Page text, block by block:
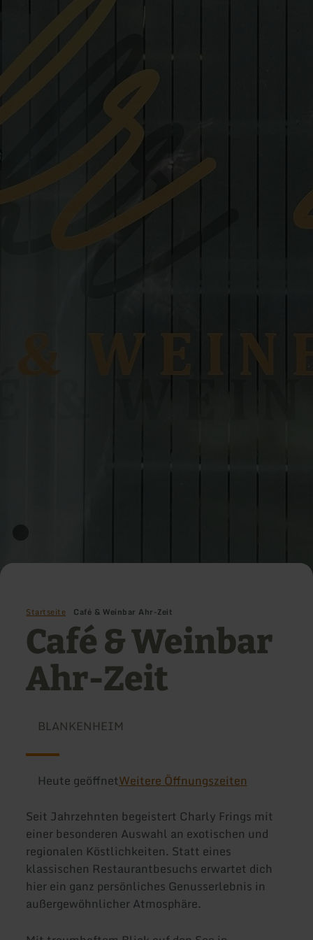
Startseite Café & Weinbar Ahr-Zeit
Café & Weinbar
Ahr-Zeit
BLANKENHEIM
Heute geöffnetWeitere Öffnungszeiten
Seit Jahrzehnten begeistert Charly Frings mit
einer besonderen Auswahl an exotischen und
regionalen Köstlichkeiten. Statt eines
klassischen Restaurantbesuchs erwartet dich
hier ein ganz persönliches Genusserlebnis in
außergewöhnlicher Atmosphäre.